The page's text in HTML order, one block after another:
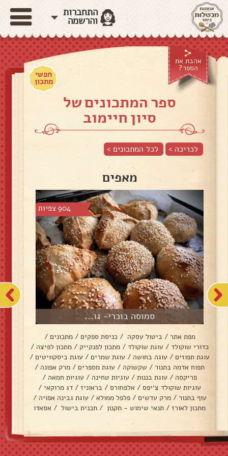
התחברות
והרשמה
אהבת את
הספר?
חפשי
מתכון
ספר המתכונים של
סיון חיימוב
לכריכה > לכל המתכונים >
מאפים
904 צפיות
סמוסה בוכרי- גו...
מפת אתר / ביטול עסקה / כניסת ספקים / מתכונים /
כדורי שוקולד / עוגת שוקולד / מתכון לפנקייק / מתכון לפיצה /
עוגת תפוזים / עוגה בחושה / עוגת שמרים / עוגת ביסקוויטים /
תפוח אדמה בתנור / שקשוקה / עוגת מספרים / מרק אפונה /
פריקסה / עוגת בננות / עוגיות טחינה / עוגיות חמאה /
עוגיות שוקולד צ׳יפס / אלפחורס / בראוניז / דג מרוקאי /
עוף בתנור / מרק עדשים / פלפל ממולא / עוגת גבינה אפויה /
מתכון לאורז / תנאי שימוש - תקנון / תכנית בישול / אסאדו